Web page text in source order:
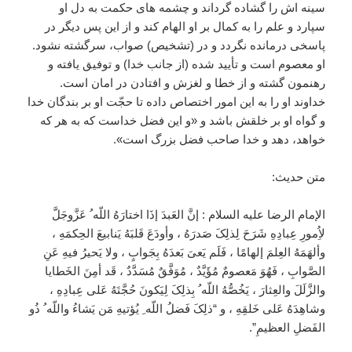
سینه اش را گشاده گرداند و چشمه هاى حکمت به دل او
سپارد و علم را به کمال بر او الهام کند و از این پس دیگر در
پاسخى درمانده نگردد و در (تشخیص) صواب، سرگشته نشود.
او معصوم است و تأیید شده (از جانب خدا) و توفیق یافته و
رهنمون گشته و از خطا و لغزش و افتادن در امان است.
خداوند او را به این امور اختصاص داده تا حجّت او بر بندگان خدا
و گواه او بر خلقش باشد و «و این فضل خداست که به هر که
خواهد، دهد و خدا صاحب فضل بزرگ است».
متن حدیث:
الإمام الرضا علیه السلام : إنَّ العَبدَ إذَا اختارَهُ اللّه ُ عَزَّوجَلَّ
لاُِمورِ عِبادِهِ شَرَحَ لِذلِکَ صَدرَهُ ، وأودَعَ قَلبَهُ یَنابیعَ الحِکمَهِ ،
وألهَمَهُ العِلمَ إلهامًا ، فَلَم یَعیَ بَعدَهُ بِجَوابٍ ، ولا یَحیرُ فیهِ عَنِ
الصَّوابِ ، فَهُوَ مَعصومٌ مُؤَیَّدٌ ، مُوَفَّقٌ مُسَدَّدٌ ، قَد أمِنَ الخَطایا
والزَّلَلَ والعِثارَ ، یَخُصُّهُ اللّه ُ بِذلِکَ لِیَکونَ حُجَّتَهُ عَلى عِبادِهِ ،
وشاهِدَهُ عَلى خَلقِهِ ، و “ذلِکَ فَضلُ اللّه ِ یُؤتیهِ مَن یَشاءُ واللّه ُ ذُو
الفَضلِ العظیمِ”.